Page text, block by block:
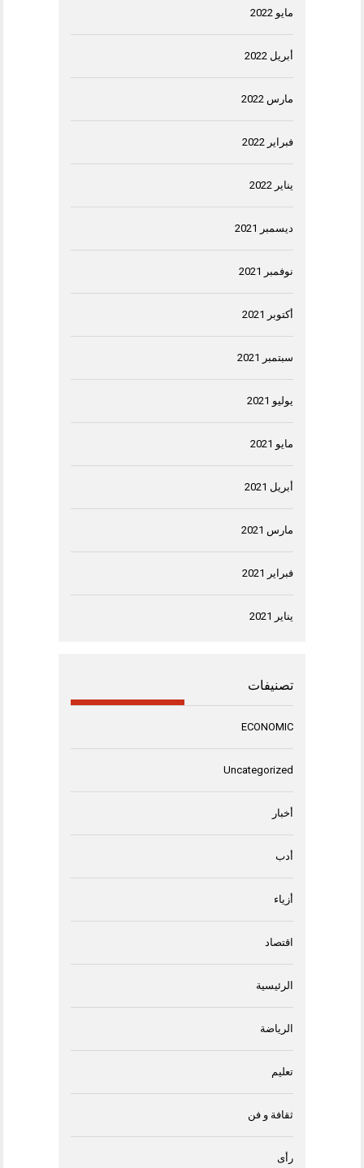
مايو 2022
أبريل 2022
مارس 2022
فبراير 2022
يناير 2022
ديسمبر 2021
نوفمبر 2021
أكتوبر 2021
سبتمبر 2021
يوليو 2021
مايو 2021
أبريل 2021
مارس 2021
فبراير 2021
يناير 2021
تصنيفات
ECONOMIC
Uncategorized
أخبار
أدب
أزياء
اقتصاد
الرئيسية
الرياضة
تعليم
ثقافة و فن
رأى